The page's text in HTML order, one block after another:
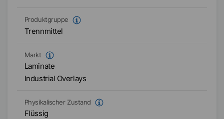
Produktgruppe
Trennmittel
Markt
Laminate
Industrial Overlays
Physikalischer Zustand
Flüssig